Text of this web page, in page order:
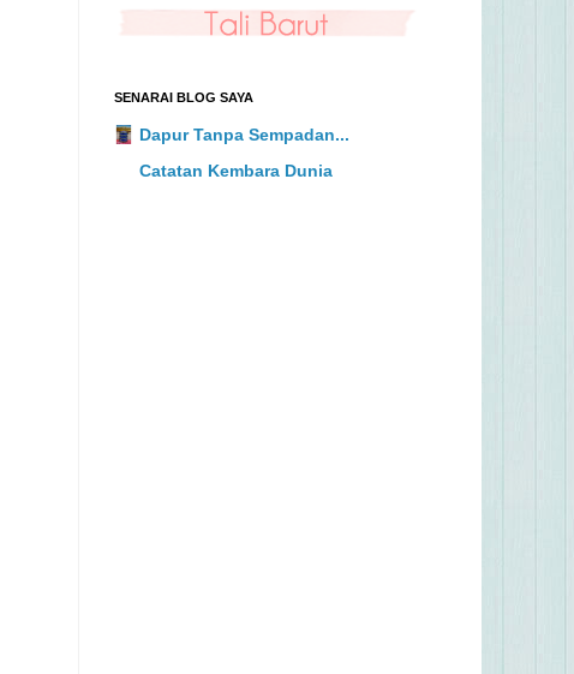
SENARAI BLOG SAYA
Dapur Tanpa Sempadan...
Catatan Kembara Dunia